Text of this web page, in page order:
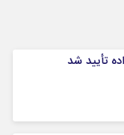
تأیید شد